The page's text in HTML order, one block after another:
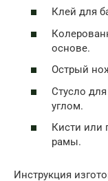
Клей для
основе.
Острый
Стусло
углом.
Кисти или
рамы.
Инструкция